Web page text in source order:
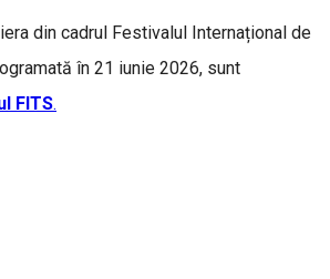
din cadrul Festivalul Internațional de
în 21 iunie 2026, sunt
FITS.